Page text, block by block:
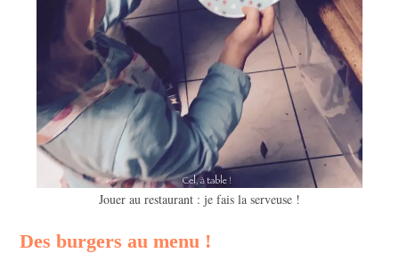
Jouer au restaurant : je fais la serveuse !
Des burgers au menu !